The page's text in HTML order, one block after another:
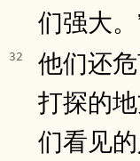
们强大。
32
他们还
打探的
们看见